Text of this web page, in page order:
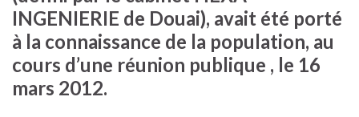
INGENIERIE de Douai), avait été porté
à la connaissance de la population, au
cours d’une réunion publique , le 16
mars 2012.